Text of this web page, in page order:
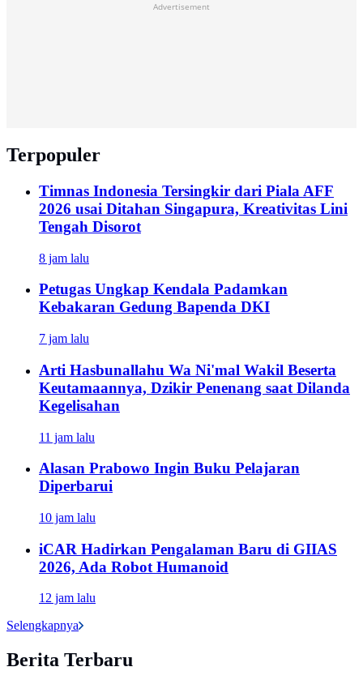
Advertisement
Terpopuler
Timnas Indonesia Tersingkir dari Piala AFF
2026 usai Ditahan Singapura, Kreativitas Lini
Tengah Disorot
8 jam lalu
Petugas Ungkap Kendala Padamkan
Kebakaran Gedung Bapenda DKI
7 jam lalu
Arti Hasbunallahu Wa Ni'mal Wakil Beserta
Keutamaannya, Dzikir Penenang saat Dilanda
Kegelisahan
11 jam lalu
Alasan Prabowo Ingin Buku Pelajaran
Diperbarui
10 jam lalu
iCAR Hadirkan Pengalaman Baru di GIIAS
2026, Ada Robot Humanoid
12 jam lalu
Selengkapnya
Berita Terbaru